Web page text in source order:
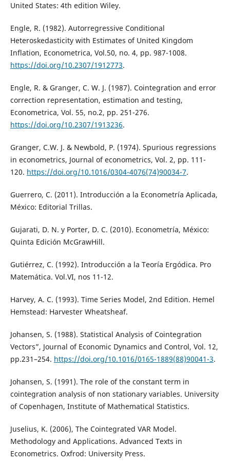
United States: 4th edition Wiley.
Engle, R. (1982). Autorregressive Conditional
Heteroskedasticity with Estimates of United Kingdom
Inflation, Econometrica, Vol.50, no. 4, pp. 987-1008.
https://doi.org/10.2307/1912773.
Engle, R. & Granger, C. W. J. (1987). Cointegration and error
correction representation, estimation and testing,
Econometrica, Vol. 55, no.2, pp. 251-276.
https://doi.org/10.2307/1913236.
Granger, C.W. J. & Newbold, P. (1974). Spurious regressions
in econometrics, Journal of econometrics, Vol. 2, pp. 111-
120. https://doi.org/10.1016/0304-4076(74)90034-7.
Guerrero, C. (2011). Introducción a la Econometría Aplicada,
México: Editorial Trillas.
Gujarati, D. N. y Porter, D. C. (2010). Econometría, México:
Quinta Edición McGrawHill.
Gutiérrez, C. (1992). Introducción a la Teoría Ergódica. Pro
Matemática. Vol.VI, nos 11-12.
Harvey, A. C. (1993). Time Series Model, 2nd Edition. Hemel
Hemstead: Harvester Wheatsheaf.
Johansen, S. (1988). Statistical Analysis of Cointegration
Vectors”, Journal of Economic Dynamics and Control, Vol. 12,
pp.231–254. https://doi.org/10.1016/0165-1889(88)90041-3.
Johansen, S. (1991). The role of the constant term in
cointegration analysis of non stationary variables. University
of Copenhagen, Institute of Mathematical Statistics.
Juselius, K. (2006), The Cointegrated VAR Model.
Methodology and Applications. Advanced Texts in
Econometrics. Oxfrod: University Press.